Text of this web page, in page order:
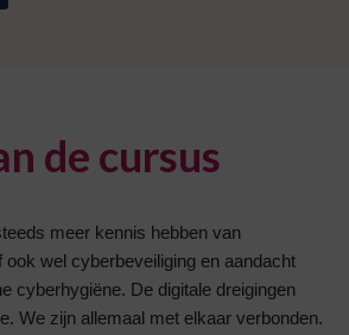
de cursus
meer kennis hebben van
ook wel cyberbeveiliging en aandacht
cyberhygiëne. De digitale dreigingen
We zijn allemaal met elkaar verbonden.